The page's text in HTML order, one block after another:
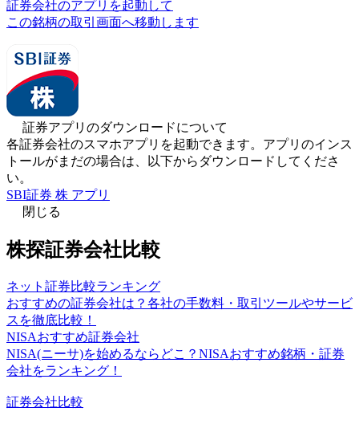
証券会社のアプリを起動して
この銘柄の取引画面へ移動します
証券アプリのダウンロードについて
各証券会社のスマホアプリを起動できます。アプリのインス
トールがまだの場合は、以下からダウンロードしてくださ
い。
SBI証券 株 アプリ
閉じる
株探証券会社比較
ネット証券比較ランキング
おすすめの証券会社は？各社の手数料・取引ツールやサービ
スを徹底比較！
NISAおすすめ証券会社
NISA(ニーサ)を始めるならどこ？NISAおすすめ銘柄・証券
会社をランキング！
証券会社比較